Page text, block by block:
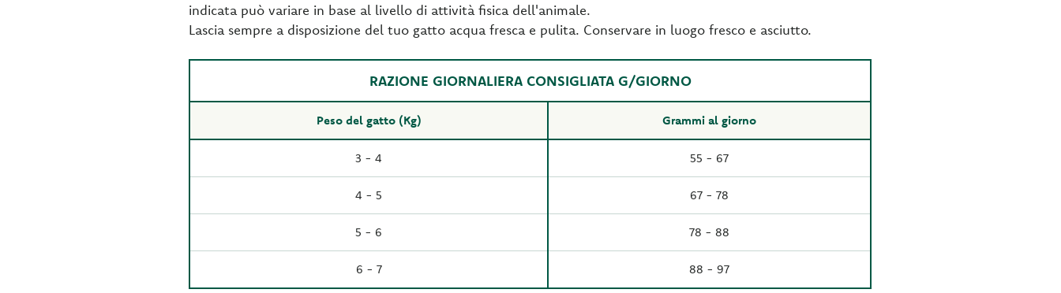
indicata può variare in base al livello di attività fisica dell'animale.
Lascia sempre a disposizione del tuo gatto acqua fresca e pulita. Conservare in luogo fresco e asciutto.
RAZIONE GIORNALIERA CONSIGLIATA G/GIORNO
Peso del gatto (Kg) Grammi al giorno
3 - 4 55 - 67
4 - 5 67 - 78
5 - 6 78 - 88
6 - 7 88 - 97